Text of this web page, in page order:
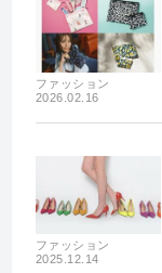
ファッション
2026.02.16
ファッション
2025.12.14